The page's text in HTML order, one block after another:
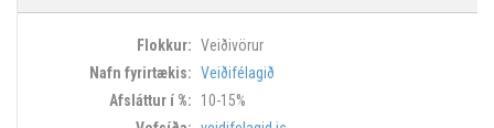
Veiðivörur
Veiðifélagið
10-15%